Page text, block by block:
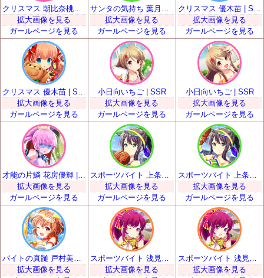
拡大画像を見る
ガールページを見る
拡大画像を見る
ガールページを見る
拡大画像を見る
ガールページを見る
拡大画像を見る
ガールページを見る
小日向いちご | SSR
拡大画像を見る
ガールページを見る
小日向いちご | SSR
拡大画像を見る
ガールページを見る
拡大画像を見る
ガールページを見る
スポーツバイト 上条るい | SSR
拡大画像を見る
ガールページを見る
スポーツバイト 上条るい | SSR
拡大画像を見る
ガールページを見る
拡大画像を見る
拡大画像を見る
拡大画像を見る